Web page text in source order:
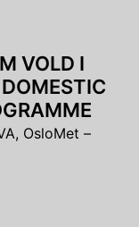
VOLD I
OsloMet –